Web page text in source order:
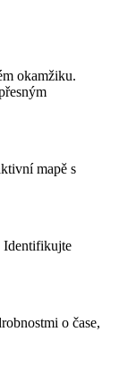
okamžiku.
mapě s
Identifikujte
o čase,